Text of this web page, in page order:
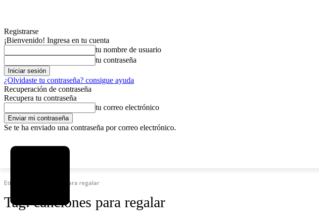
Registrarse
¡Bienvenido! Ingresa en tu cuenta
tu nombre de usuario
tu contraseña
¿Olvidaste tu contraseña? consigue ayuda
Recuperación de contraseña
Recupera tu contraseña
tu correo electrónico
Se te ha enviado una contraseña por correo electrónico.
Etiquetas Canciones para regalar
Tag:canciones para regalar